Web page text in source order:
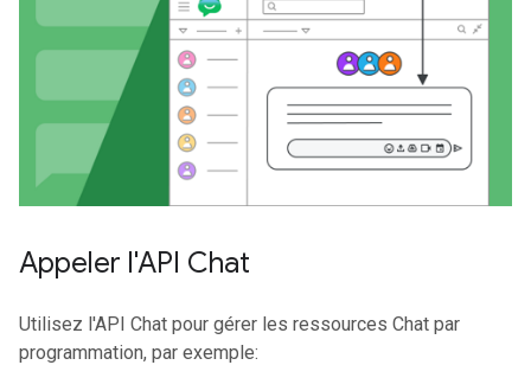
Appeler l'API Chat
Utilisez l'API Chat pour gérer les ressources Chat par
programmation, par exemple: